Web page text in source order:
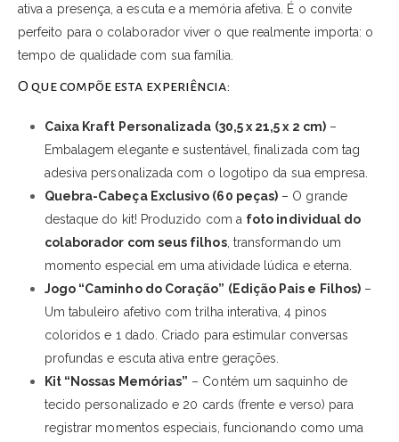
ativa a presença, a escuta e a memória afetiva. É o convite
perfeito para o colaborador viver o que realmente importa: o
tempo de qualidade com sua família.
O que compõe esta experiência:
Caixa Kraft Personalizada (30,5 x 21,5 x 2 cm)–
Embalagem elegante e sustentável, finalizada com tag
adesiva personalizada com o logotipo da sua empresa.
Quebra-Cabeça Exclusivo (60 peças) – O grande
destaque do kit! Produzido com a foto individual do
colaborador com seus filhos, transformando um
momento especial em uma atividade lúdica e eterna.
Jogo “Caminho do Coração” (Edição Pais e Filhos) –
Um tabuleiro afetivo com trilha interativa, 4 pinos
coloridos e 1 dado. Criado para estimular conversas
profundas e escuta ativa entre gerações.
Kit “Nossas Memórias” – Contém um saquinho de
tecido personalizado e 20 cards (frente e verso) para
registrar momentos especiais, funcionando como uma